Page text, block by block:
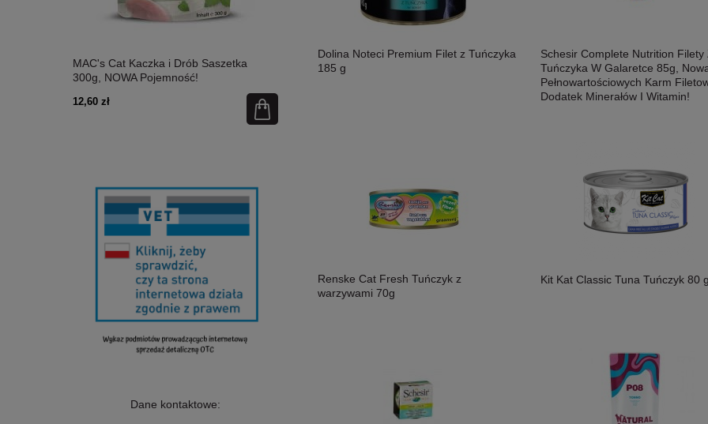
MAC's Cat Kaczka i Drób Saszetka
300g, NOWA Pojemność!
12,60 zł
MAC's Cat Łosoś i Drób Saszetka 300g,
Nowa Pojemność!
MAC's Shakery Sticks Kurczak I
Wołowina Z Kocimiętką I Szałwią 50g,
Niewielkie Miękkie Paluszki Dla Kota!
11,50 zł
Dane kontaktowe:
Dolina Noteci Premium Filet z Tuńczyka
185 g
Schesir Complete Nutrition Filety
Tuńczyka W Galaretce 85g,
Pełnowartościowych Karm
Dodatek Minerałów I Witamin!
Renske Cat Fresh Tuńczyk z
warzywami 70g
Kit Kat Classic Tuna Tuńczyk 80 g